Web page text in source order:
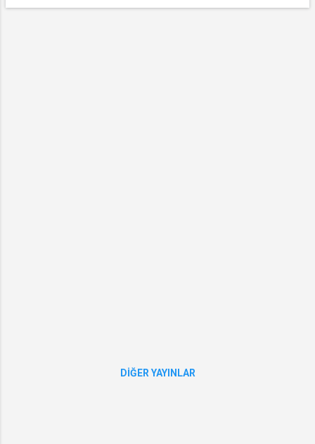
Anabilim Dalı’ndan Tolga Yıldız’la röportaj
DIĞER YAYINLAR